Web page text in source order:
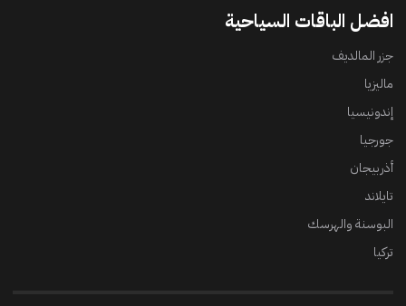
افضل الباقات السياحية
جزر المالديف
ماليزيا
إندونيسيا
جورجيا
أذربيجان
تايلاند
البوسنة والهرسك
تركيا